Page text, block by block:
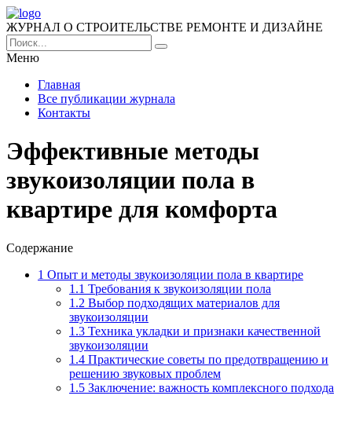
ЖУРНАЛ О СТРОИТЕЛЬСТВЕ РЕМОНТЕ И ДИЗАЙНЕ
Меню
Главная
Все публикации журнала
Контакты
Эффективные методы
звукоизоляции пола в
квартире для комфорта
Содержание
1 Опыт и методы звукоизоляции пола в квартире
1.1 Требования к звукоизоляции пола
1.2 Выбор подходящих материалов для
звукоизоляции
1.3 Техника укладки и признаки качественной
звукоизоляции
1.4 Практические советы по предотвращению и
решению звуковых проблем
1.5 Заключение: важность комплексного подхода